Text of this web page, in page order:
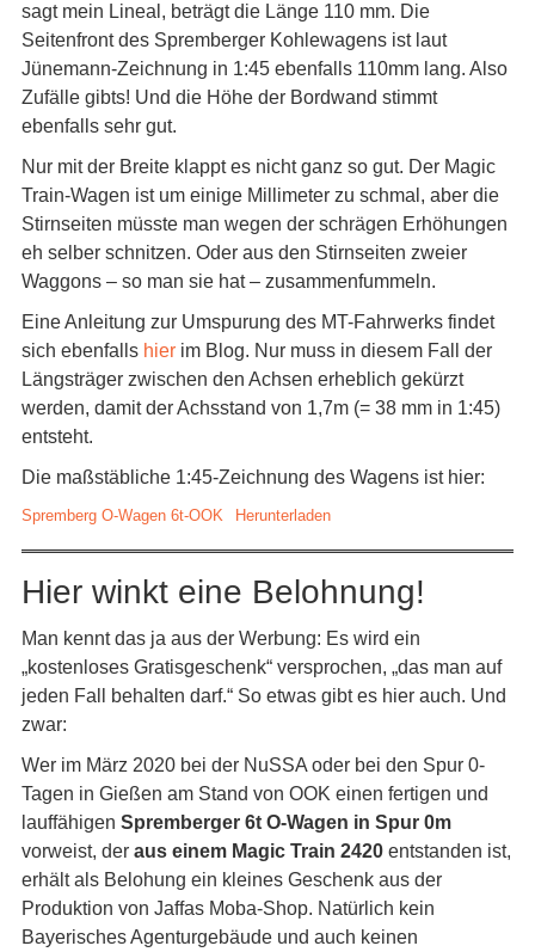
sagt mein Lineal, beträgt die Länge 110 mm. Die
Seitenfront des Spremberger Kohlewagens ist laut
Jünemann-Zeichnung in 1:45 ebenfalls 110mm lang. Also
Zufälle gibts! Und die Höhe der Bordwand stimmt
ebenfalls sehr gut.
Nur mit der Breite klappt es nicht ganz so gut. Der Magic
Train-Wagen ist um einige Millimeter zu schmal, aber die
Stirnseiten müsste man wegen der schrägen Erhöhungen
eh selber schnitzen. Oder aus den Stirnseiten zweier
Waggons – so man sie hat – zusammenfummeln.
Eine Anleitung zur Umspurung des MT-Fahrwerks findet
sich ebenfalls hierim Blog. Nur muss in diesem Fall der
Längsträger zwischen den Achsen erheblich gekürzt
werden, damit der Achsstand von 1,7m (= 38 mm in 1:45)
entsteht.
Die maßstäbliche 1:45-Zeichnung des Wagens ist hier:
Spremberg O-Wagen 6t-OOK Herunterladen
Hier winkt eine Belohnung!
Man kennt das ja aus der Werbung: Es wird ein
„kostenloses Gratisgeschenk“ versprochen, „das man auf
jeden Fall behalten darf.“ So etwas gibt es hier auch. Und
zwar:
Wer im März 2020 bei der NuSSA oder bei den Spur 0-
Tagen in Gießen am Stand von OOK einen fertigen und
lauffähigen Spremberger 6t O-Wagen in Spur 0m
vorweist, der aus einem Magic Train 2420entstanden ist,
erhält als Belohung ein kleines Geschenk aus der
Produktion von Jaffas Moba-Shop. Natürlich kein
Bayerisches Agenturgebäude und auch keinen